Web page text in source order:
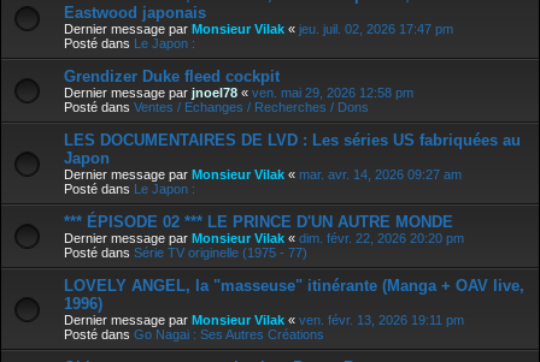
Eastwood japonais
Dernier message par Monsieur Vilak « jeu. juil. 02, 2026 17:47 pm
Posté dans Le Japon :
Grendizer Duke fleed cockpit
Dernier message par jnoel78 « ven. mai 29, 2026 12:58 pm
Posté dans Ventes / Echanges / Recherches / Dons
LES DOCUMENTAIRES DE LVD : Les séries US fabriquées au
Japon
Dernier message par Monsieur Vilak « mar. avr. 14, 2026 09:27 am
Posté dans Le Japon :
*** ÉPISODE 02 *** LE PRINCE D'UN AUTRE MONDE
Dernier message par Monsieur Vilak « dim. févr. 22, 2026 20:20 pm
Posté dans Série TV originelle (1975 - 77)
LOVELY ANGEL, la "masseuse" itinérante (Manga + OAV live,
1996)
Dernier message par Monsieur Vilak « ven. févr. 13, 2026 19:11 pm
Posté dans Go Nagai : Ses Autres Créations